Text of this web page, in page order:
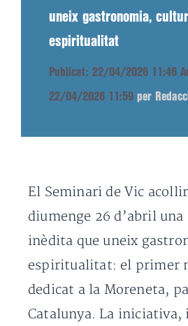
uneix gastronomia,
espiritualitat
Publicat: 22/04/2026 11:46
22/04/2026 11:59 per
El Seminari de Vic
diumenge 26 d’abril
inèdita que uneix
espiritualitat: el primer
dedicat a la Moreneta,
Catalunya. La iniciativa,